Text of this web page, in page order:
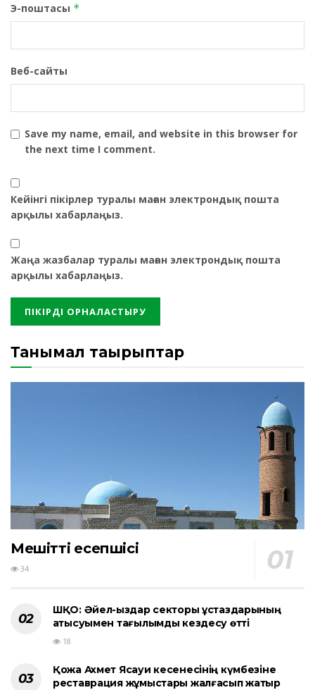
Э-поштасы *
Веб-сайты
Save my name, email, and website in this browser for
the next time I comment.
Кейінгі пікірлер туралы маған электрондық пошта
арқылы хабарлаңыз.
Жаңа жазбалар туралы маған электрондық пошта
арқылы хабарлаңыз.
Танымал тақырыптар
Мешіттің есепшісі
34
ШҚО: Әйел-қыздар секторы ұстаздарының
қатысуымен тағылымды кездесу өтті
18
Қожа Ахмет Ясауи кесенесінің күмбезіне
реставрация жұмыстары жалғасып жатыр